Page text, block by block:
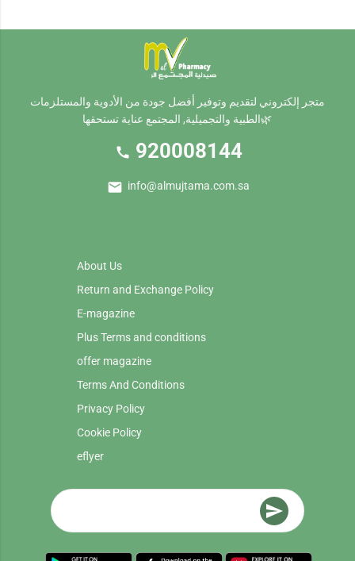
متجر إلكتروني لتقديم وتوفير أفضل جودة من الأدوية والمستلزمات
الطبية والتجميلية, المجتمع عناية تستحقها🌿
call 920008144
mail info@almujtama.com.sa
About Us
Return and Exchange Policy
E-magazine
Plus Terms and conditions
offer magazine
Terms And Conditions
Privacy Policy
Cookie Policy
eflyer
send